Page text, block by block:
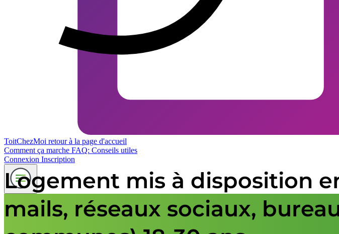
ToitChezMoi retour à la page d'accueil
Comment ça marche FAQ: Conseils utiles
Connexion Inscription
Logement mis à disposition
mails, réseaux sociaux,